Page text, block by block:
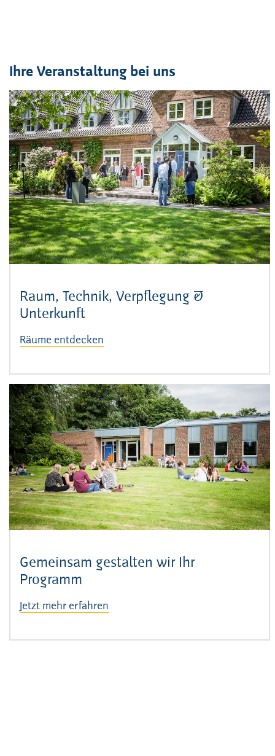
Ihre Veranstaltung bei uns
Raum, Technik, Verpflegung &
Unterkunft
Räume entdecken
Gemeinsam gestalten wir Ihr
Programm
Jetzt mehr erfahren